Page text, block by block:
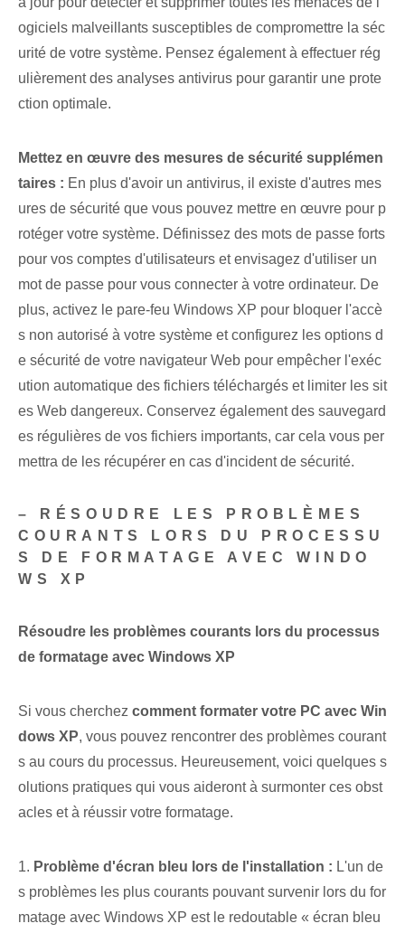
ogiciels malveillants susceptibles de compromettre la séc
urité de votre système. Pensez également à effectuer rég
ulièrement des analyses antivirus pour garantir une prote
ction optimale.
Mettez en œuvre des mesures de sécurité supplémen
taires : En plus d'avoir un antivirus, il existe d'autres mes
ures de sécurité que vous pouvez mettre en œuvre pour p
rotéger votre système. Définissez des mots de passe forts
pour vos comptes d'utilisateurs et envisagez d'utiliser un
mot de passe pour vous connecter à votre ordinateur. De
plus, activez le pare-feu Windows XP pour bloquer l'accè
s non autorisé à votre système et configurez les options d
e sécurité de votre navigateur Web pour empêcher l'exéc
ution automatique des fichiers téléchargés et limiter les sit
es Web dangereux. Conservez également des sauvegard
es régulières de vos fichiers importants, car cela vous per
mettra de les récupérer en cas d'incident de sécurité.
– RÉSOUDRE LES PROBLÈMES
COURANTS LORS DU PROCESSU
S DE FORMATAGE AVEC WINDO
WS XP
Résoudre les problèmes courants lors du processus
de formatage avec Windows XP
Si vous cherchez comment formater votre PC avec Win
dows XP, vous pouvez rencontrer des problèmes courant
s au cours du processus. Heureusement, voici quelques s
olutions pratiques qui vous aideront à surmonter ces obst
acles et à réussir votre formatage.
1. Problème d'⁢écran⁤ bleu lors de l'⁣installation : L'un de
s problèmes les plus courants pouvant survenir lors du for
matage avec Windows XP est le redoutable « écran bleu